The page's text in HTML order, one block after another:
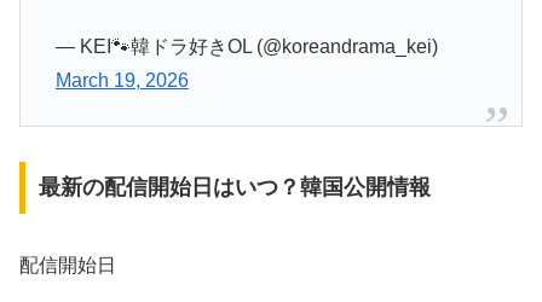
— KEI🐾韓ドラ好きOL (@koreandrama_kei)
March 19, 2026
最新の配信開始日はいつ？韓国公開情報
配信開始日